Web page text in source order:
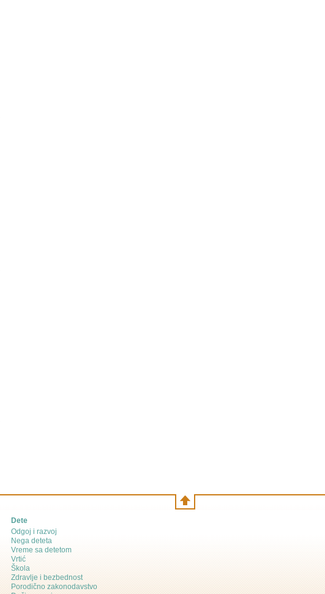
Dete
Odgoj i razvoj
Nega deteta
Vreme sa detetom
Vrtić
Škola
Zdravlje i bezbednost
Porodično zakonodavstvo